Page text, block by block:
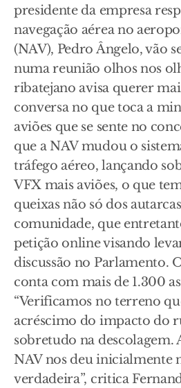
presidente da empresa
navegação aérea no
(NAV), Pedro Ângelo, vão
numa reunião olhos nos
ribatejano avisa querer
conversa no que toca a
aviões que se sente no
que a NAV mudou o
tráfego aéreo, lançando
VFX mais aviões, o que
queixas não só dos
comunidade, que
petição online visando
discussão no Parlamento.
conta com mais de 1.300
“Verificamos no terreno
acréscimo do impacto do
sobretudo na descolagem.
NAV nos deu inicialmente
verdadeira”, critica